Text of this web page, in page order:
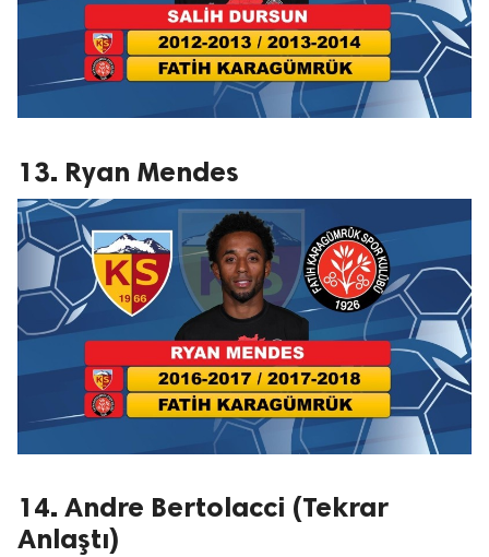
13. Ryan Mendes
14. Andre Bertolacci (Tekrar
Anlaştı)